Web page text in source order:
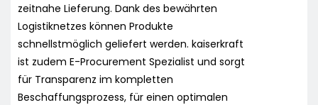
zeitnahe Lieferung. Dank des bewährten
Logistiknetzes können Produkte
schnellstmöglich geliefert werden. kaiserkraft
ist zudem E-Procurement Spezialist und sorgt
für Transparenz im kompletten
Beschaffungsprozess, für einen optimalen